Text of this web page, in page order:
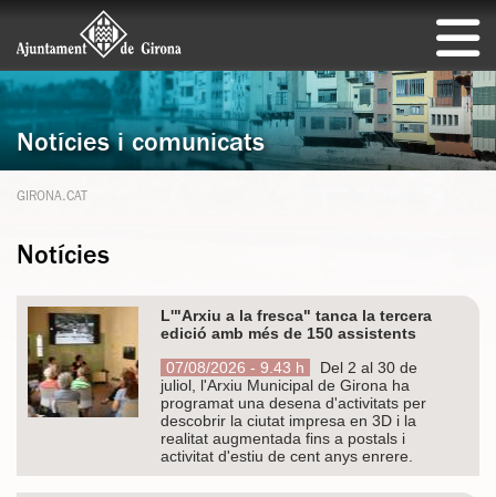
Notícies i comunicats
GIRONA.CAT
Notícies
L'"Arxiu a la fresca" tanca la tercera
edició amb més de 150 assistents
07/08/2026 - 9.43 h
Del 2 al 30 de
juliol, l'Arxiu Municipal de Girona ha
programat una desena d'activitats per
descobrir la ciutat impresa en 3D i la
realitat augmentada fins a postals i
activitat d'estiu de cent anys enrere.